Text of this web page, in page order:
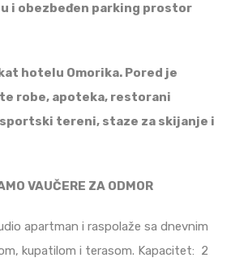
i obezbeđen parking prostor
hotelu Omorika. Pored je
robe, apoteka, restorani
tereni, staze za skijanje i
VAUČERE ZA ODMOR
apartman i raspolaže sa dnevnim
kupatilom i terasom. Kapacitet: 2